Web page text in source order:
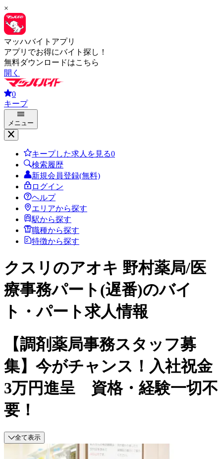
×
マッハバイトアプリ
アプリでお得にバイト探し！
無料ダウンロードはこちら
開く
0
キープ
メニュー
キープした求人を見る0
検索履歴
新規会員登録(無料)
ログイン
ヘルプ
エリアから探す
駅から探す
職種から探す
特徴から探す
クスリのアオキ 野村薬局/医
療事務パート(遅番)のバイ
ト・パート求人情報
【調剤薬局事務スタッフ募
集】今がチャンス！入社祝金
3万円進呈 資格・経験一切不
要！
全て表示